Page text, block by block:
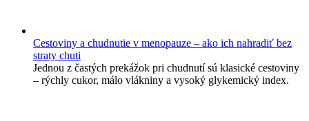
Cestoviny a chudnutie v menopauze – ako ich nahradiť bez
straty chuti
Jednou z častých prekážok pri chudnutí sú klasické cestoviny
– rýchly cukor, málo vlákniny a vysoký glykemický index.